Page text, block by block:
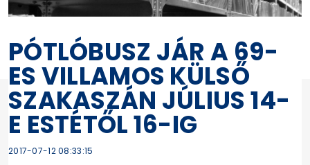
PÓTLÓBUSZ JÁR A 69-
ES VILLAMOS KÜLSŐ
SZAKASZÁN JÚLIUS 14-
E ESTÉTŐL 16-IG
2017-07-12 08:33:15